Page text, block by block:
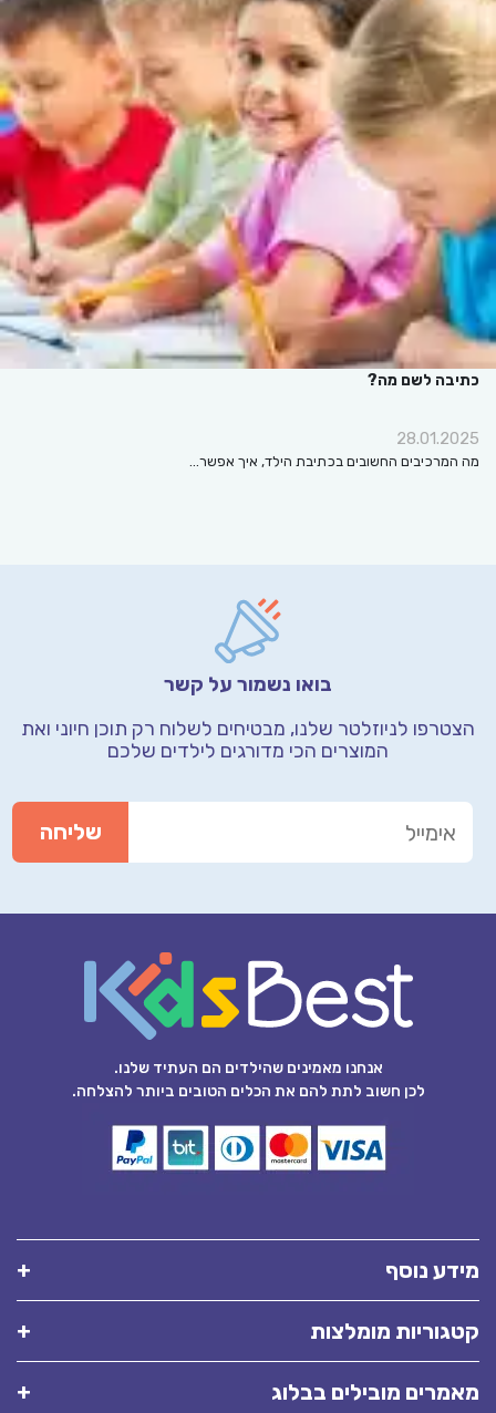
כתיבה לשם מה?
28.01.2025
מה המרכיבים החשובים בכתיבת הילד, איך אפשר…
בואו נשמור על קשר
הצטרפו לניוזלטר שלנו, מבטיחים לשלוח רק תוכן חיוני ואת
המוצרים הכי מדורגים לילדים שלכם
אנחנו מאמינים שהילדים הם העתיד שלנו.
לכן חשוב לתת להם את הכלים הטובים ביותר להצלחה.
מידע נוסף
קטגוריות מומלצות
מאמרים מובילים בבלוג